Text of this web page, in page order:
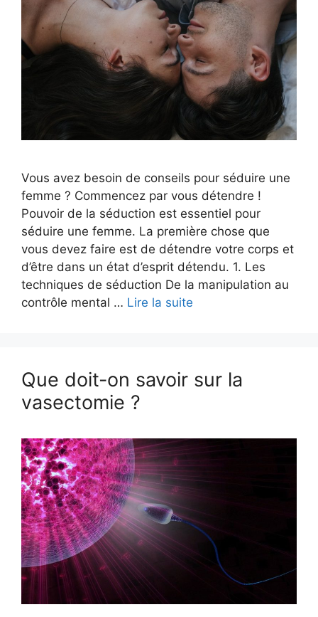
Vous avez besoin de conseils pour séduire une
femme ? Commencez par vous détendre !
Pouvoir de la séduction est essentiel pour
séduire une femme. La première chose que
vous devez faire est de détendre votre corps et
d’être dans un état d’esprit détendu. 1. Les
techniques de séduction De la manipulation au
contrôle mental … Lire la suite
Que doit-on savoir sur la
vasectomie ?